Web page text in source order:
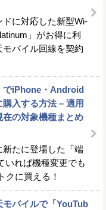
に対応した新型Wi-
」がお得に利
バイル回線を契約
でiPhone・Android
入する方法 – 適用
の対象機種まとめ
新たに登場した「端
いれば機種変更でも
クに買える！
モバイルで「YouTub